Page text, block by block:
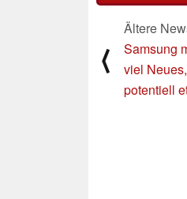
⟨
Ältere
Samsung
viel
potentiell